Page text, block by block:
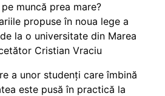
muncă prea mare?
propuse în noua lege a
la o universitate din Marea
Cristian Vraciu
a unor studenți care îmbină
este pusă în practică la